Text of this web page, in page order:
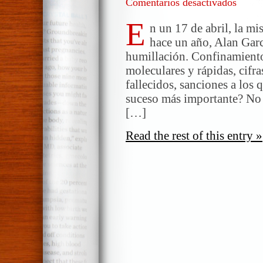
19.
en
casa
o
consigo
mismo?
E n un 17 de abril, la
hace un año, Alan
humillación.
moleculares y rápidas,
fallecidos, sanciones a los
suceso más importante?
[…]
Read the rest of this entry »